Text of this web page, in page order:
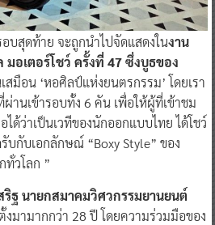
บสุดท้าย จะถูกนำไปจัดแสดงในงาน
อเตอร์โชว์ ครั้งที่ 47 ซึ่งบูธของ
มือน ‘หอศิลป์แห่งยนตรกรรม’ โดยเรา
านเข้ารอบทั้ง 6 คัน เพื่อให้ผู้ที่เข้าชม
ด้ว่าเป็นเวทีของนักออกแบบไทย ได้โชว์
กับเอกลักษณ์ “Boxy Style” ของ
ทั่วโลก ”
ฐ นายกสมาคมวิศวกรรมยานยนต์
มามากกว่า 28 ปี โดยความร่วมมือของ